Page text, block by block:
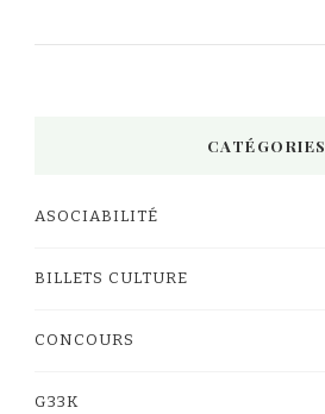
CATÉGORIES
ASOCIABILITÉ
BILLETS CULTURE
CONCOURS
G33K